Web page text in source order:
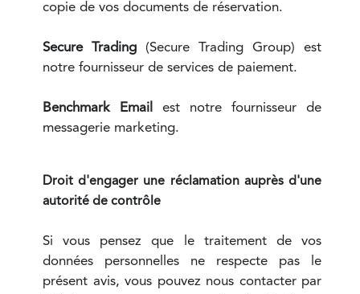
copie de vos documents de réservation.
Secure Trading (Secure Trading Group) est
notre fournisseur de services de paiement.
Benchmark Email
est notre fournisseur de
messagerie marketing.
Droit d'engager une réclamation auprès d'une
autorité de contrôle
Si vous pensez que le traitement de vos
données personnelles ne respecte pas le
présent avis, vous pouvez nous contacter par